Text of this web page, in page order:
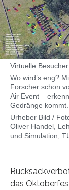
Virtuelle
Wo wird’s eng?
Forscher schon
Air Event –
Gedränge kommt.
Urheber Bild /
Oliver Handel,
und Simulation,
das